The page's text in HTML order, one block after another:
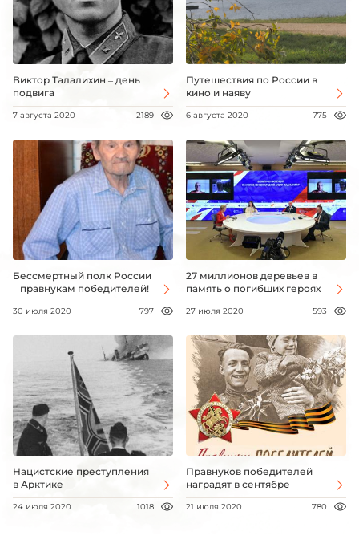
Виктор Талалихин – день
подвига
7 августа 2020 2189
Путешествия по России в
кино и наяву
6 августа 2020 775
Бессмертный полк России
– правнукам победителей!
30 июля 2020 797
27 миллионов деревьев в
память о погибших героях
27 июля 2020 593
Нацистские преступления
в Арктике
24 июля 2020 1018
Правнуков победителей
наградят в сентябре
21 июля 2020 780